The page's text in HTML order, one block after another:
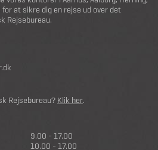
for at sikre dig en rejse ud over det
Rejsebureau.
Rejsebureau? Klik her.
9.00 - 17.00
10.00 - 17.00